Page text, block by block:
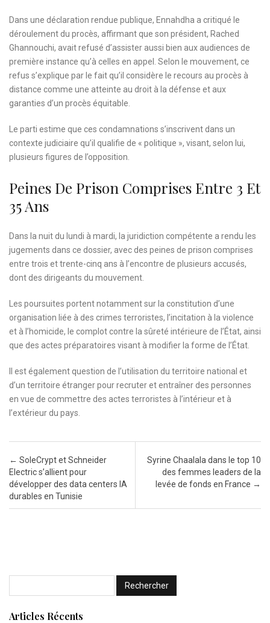
Dans une déclaration rendue publique, Ennahdha a critiqué le
déroulement du procès, affirmant que son président, Rached
Ghannouchi, avait refusé d’assister aussi bien aux audiences de
première instance qu’à celles en appel. Selon le mouvement, ce
refus s’explique par le fait qu’il considère le recours au procès à
distance comme une atteinte au droit à la défense et aux
garanties d’un procès équitable.
Le parti estime que ces condamnations s’inscrivent dans un
contexte judiciaire qu’il qualifie de « politique », visant, selon lui,
plusieurs figures de l’opposition.
Peines De Prison Comprises Entre 3 Et
35 Ans
Dans la nuit du lundi à mardi, la juridiction compétente a rendu les
jugements dans ce dossier, avec des peines de prison comprises
entre trois et trente-cinq ans à l’encontre de plusieurs accusés,
dont des dirigeants du mouvement.
Les poursuites portent notamment sur la constitution d’une
organisation liée à des crimes terroristes, l’incitation à la violence
et à l’homicide, le complot contre la sûreté intérieure de l’État, ainsi
que des actes préparatoires visant à modifier la forme de l’État.
Il est également question de l’utilisation du territoire national et
d’un territoire étranger pour recruter et entraîner des personnes
en vue de commettre des actes terroristes à l’intérieur et à
l’extérieur du pays.
Post navigation
← SoleCrypt et Schneider
Electric s’allient pour
développer des data centers IA
durables en Tunisie
Syrine Chaalala dans le top 10
des femmes leaders de la
levée de fonds en France →
Articles Récents